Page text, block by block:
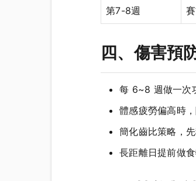
第7-8週
四、傷害預
每 6~8 週做一次
體感疲勞偏高時
簡化齒比策略，
長距離日提前做